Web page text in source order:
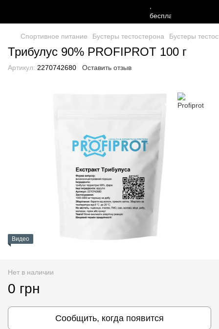
Спортивное питание Бустеры тестостерона Бустеры
Трибулус 90% PROFIPROT 100 г
Артикул: 2270742680 Оставить отзыв
Видео
Нет в наличии
0 грн
Сообщить, когда появится